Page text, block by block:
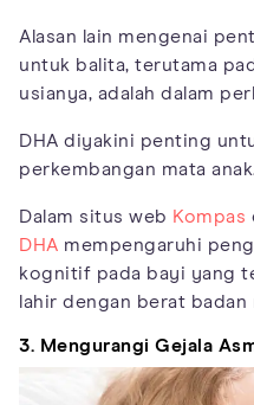
Alasan lain mengenai
untuk balita, terutama
usianya, adalah dalam
DHA diyakini penting
perkembangan mata
Dalam situs web Kompas
DHA mempengaruhi
kognitif pada bayi yang
lahir dengan berat badan
3. Mengurangi Gejala